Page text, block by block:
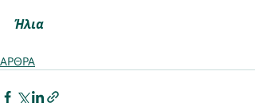
Ήλια
ΑΡΘΡΑ